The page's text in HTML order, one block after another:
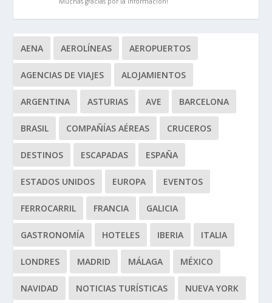
AENA AEROLÍNEAS AEROPUERTOS
AGENCIAS DE VIAJES ALOJAMIENTOS
ARGENTINA ASTURIAS AVE BARCELONA
BRASIL COMPAÑÍAS AÉREAS CRUCEROS
DESTINOS ESCAPADAS ESPAÑA
ESTADOS UNIDOS EUROPA EVENTOS
FERROCARRIL FRANCIA GALICIA
GASTRONOMÍA HOTELES IBERIA ITALIA
LONDRES MADRID MÁLAGA MÉXICO
NAVIDAD NOTICIAS TURÍSTICAS NUEVA YORK